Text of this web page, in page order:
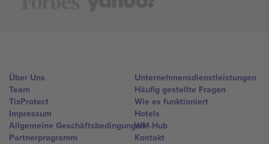
Über Uns
Team
TixProtect
Impressum
Allgemeine Geschäftsbedingungen
Partnerprogramm
Unternehmensdienstleistungen
Häufig gestellte Fragen
Wie es funktioniert
Hotels
WM-Hub
Kontakt